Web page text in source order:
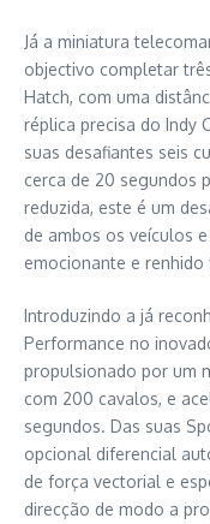
Já a miniatura
objectivo completar
Hatch, com uma
réplica precisa do Indy
suas desafiantes seis
cerca de 20 segundos
reduzida, este é um
de ambos os veículos
emocionante e renhido
Introduzindo a já
Performance no
propulsionado por um
com 200 cavalos, e
segundos. Das suas
opcional diferencial
de força vectorial e
direcção de modo a